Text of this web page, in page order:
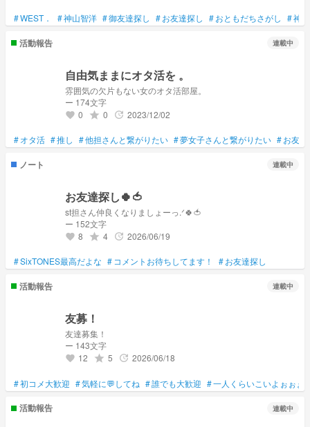
#WEST． #神山智洋 #御友達探し #お友達探し #おともだちさがし #神
活動報告 連載中
自由気ままにオタ活を 。
雰囲気の欠片もない女のオタ活部屋。
ー 174文字
favorite 0 grade 0 update 2023/12/02
#オタ活 #推し #他担さんと繋がりたい #夢女子さんと繋がりたい #お友
ノート 連載中
お友達探し🍀︎🍅
st担さん仲良くなりましょーっ.ᐟ‪🍀︎🍅
ー 152文字
favorite 8 grade 4 update 2026/06/19
#SixTONES最高だよな # コメントお待ちしてます！ #お友達探し
活動報告 連載中
友募！
友達募集！
ー 143文字
favorite 12 grade 5 update 2026/06/18
#初コメ大歓迎 #気軽に💬してね #誰でも大歓迎 #一人くらいこいよぉぉぉ
活動報告 連載中